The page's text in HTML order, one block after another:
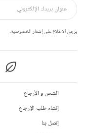
يرجى الاطلاع على إشعار الخصوصية.
الشحن و الأرجاع
إنشاء طلب الإرجاع
إتصل بنا